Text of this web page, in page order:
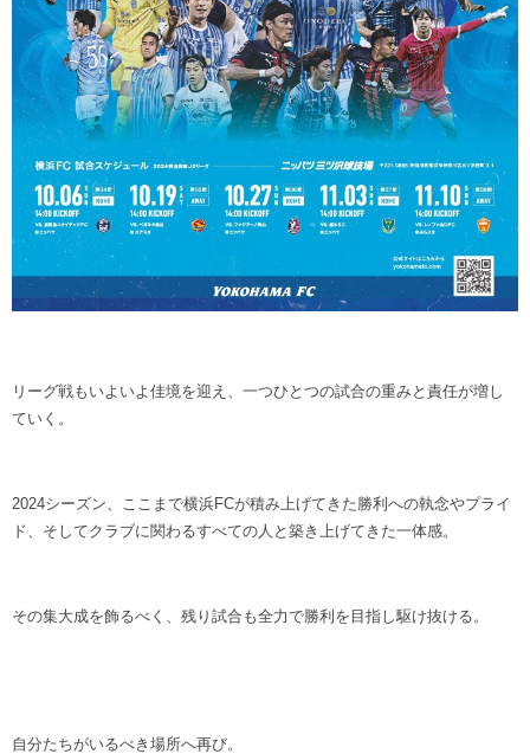
リーグ戦もいよいよ佳境を迎え、一つひとつの試合の重みと責任が増し
ていく。
2024シーズン、ここまで横浜FCが積み上げてきた勝利への執念やプライ
ド、そしてクラブに関わるすべての人と築き上げてきた一体感。
その集大成を飾るべく、残り試合も全力で勝利を目指し駆け抜ける。
自分たちがいるべき場所へ再び。